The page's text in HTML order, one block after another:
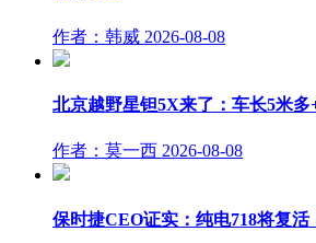
作者：韩威 2026-08-08
北京越野星钽5X来了：车长5米多
作者：莫一西 2026-08-08
保时捷CEO证实：纯电718将复活